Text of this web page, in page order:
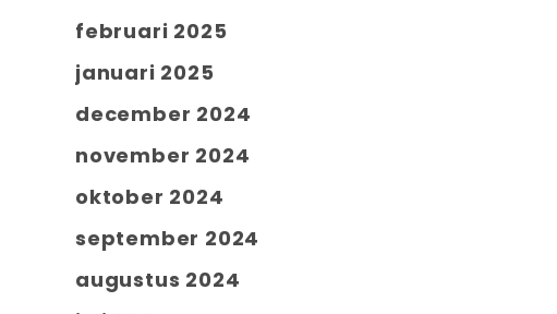
februari 2025
januari 2025
december 2024
november 2024
oktober 2024
september 2024
augustus 2024